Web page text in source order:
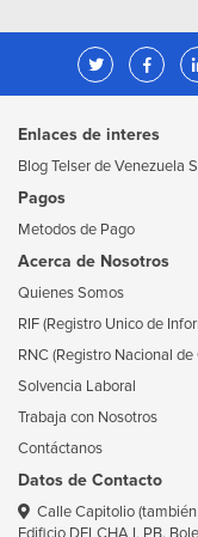
Enlaces de interes
Blog Telser de Venezuela
Pagos
Metodos de Pago
Acerca de Nosotros
Quienes Somos
RIF (Registro Unico de
RNC (Registro Nacional
Solvencia Laboral
Trabaja con Nosotros
Contáctanos
Datos de Contacto
Calle Capitolio